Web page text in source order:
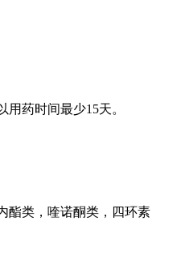
药时间最少15天。
类，喹诺酮类，四环素